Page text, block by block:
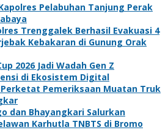
Pelabuhan Tanjung Perak
Trenggalek Berhasil Evakuasi 4
Kebakaran di Gunung Orak
2026 Jadi Wadah Gen Z
di Ekosistem Digital
Pemeriksaan Muatan Truk
dan Bhayangkari Salurkan
Karhutla TNBTS di Bromo